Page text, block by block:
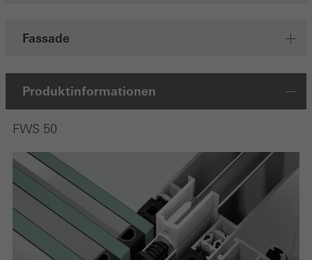
Fassade
Produktinformationen
FWS 50